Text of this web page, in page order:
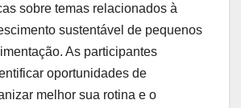
sobre temas relacionados à
sustentável de pequenos
As participantes
oportunidades de
melhor sua rotina e o